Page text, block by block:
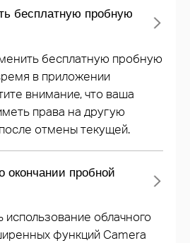
бесплатную пробную
бесплатную пробную
в приложении
внимание, что ваша
права на другую
отмены текущей.
окончании пробной
облачного
функций Camera